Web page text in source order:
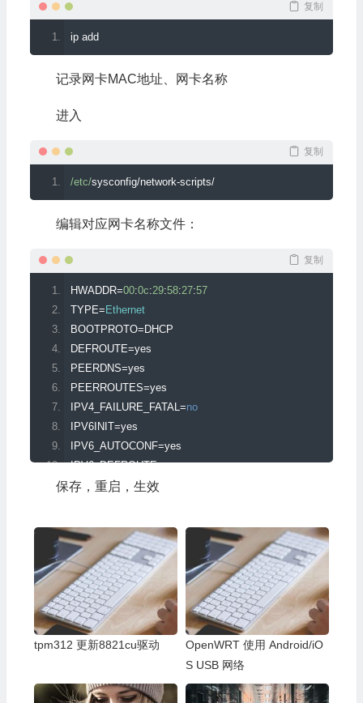
复制
ip add
记录网卡MAC地址、网卡名称
进入
复制
/etc/sysconfig/network-scripts/
编辑对应网卡名称文件：
复制
HWADDR=00:0c:29:58:27:57
TYPE= Ethernet
BOOTPROTO= DHCP
DEFROUTE=yes
PEERDNS=yes
PEERROUTES=yes
IPV4_FAILURE_FATAL=no
IPV6INIT=yes
IPV6_AUTOCONF=yes
IPV6_DEFROUTE=yes
IPV6_PEERDNS=yes
NAME
=eno16777736
UUID=71557f7c-446c -8151-1f52f07b8b12
ONBOOT=yes #开启自动启用网络连接
保存，重启，生效
tpm312 更新8821cu驱动
OpenWRT 使用 Android/iO
S USB 网络